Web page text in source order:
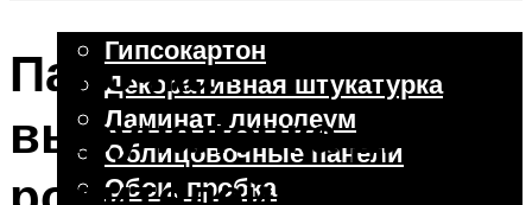
Гипсокартон
Декоративная штукатурка
Ламинат, линолеум
Облицовочные панели
Обои, пробка
Палочка-
выручалочка для